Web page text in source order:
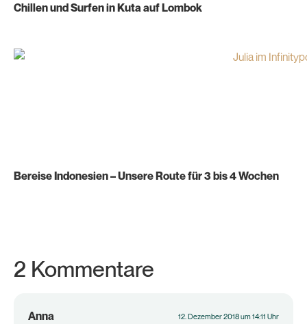
Chillen und Surfen in Kuta auf Lombok
Bereise Indonesien – Unsere Route für 3 bis 4 Wochen
2 Kommentare
Anna 12. Dezember 2018 um 14:11 Uhr